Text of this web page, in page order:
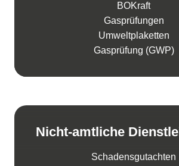
BOKraft
Gasprüfungen
Umweltplaketten
Gasprüfung (GWP)
Nicht-amtliche
Schadensgutachten